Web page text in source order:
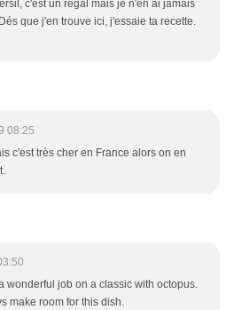
c'est un régal mais je n'en ai jamais
que j'en trouve ici, j'essaie ta recette.
08:25
c'est très cher en France alors on en
wonderful job on a classic with octopus.
make room for this dish.